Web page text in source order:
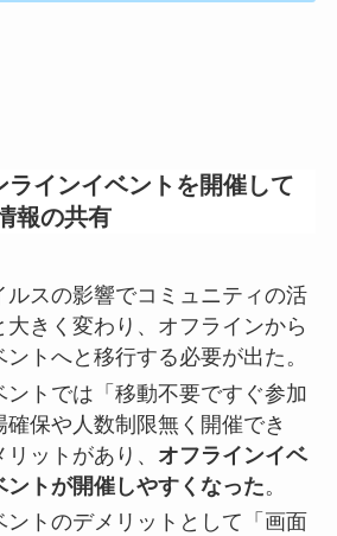
ラインイベントを開催して
報の共有
ルスの影響でコミュニティの活
きく変わり、オフラインから
トへと移行する必要が出た。
ントでは「移動不要ですぐ参加
確保や人数制限無く開催でき
ットがあり、 オフラインイベ
ントが開催しやすくなった。
ントのデメリットとして「画面